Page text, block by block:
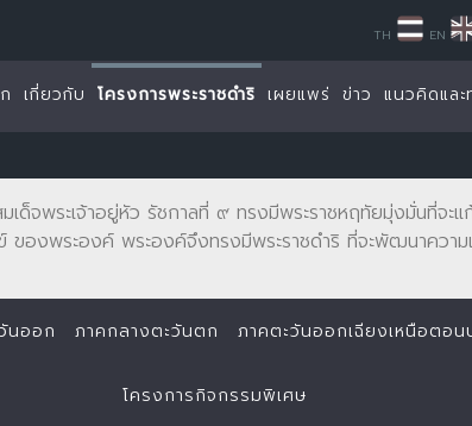
เกี่ยวกับ โครงการพระราชดำริ เผยแพร่ ข่าว แนวคิดแล
TH EN
เด็จพระเจ้าอยู่หัว รัชกาลที่ ๙ ทรงมีพระราชหฤทัยมุ่งมั่นที่จ
ของพระองค์ พระองค์จึงทรงมีพระราชดำริ ที่จะพัฒนาควา
นออก ภาคกลางตะวันตก ภาคตะวันออกเฉียงเหนือตอน
โครงการกิจกรรมพิเศษ